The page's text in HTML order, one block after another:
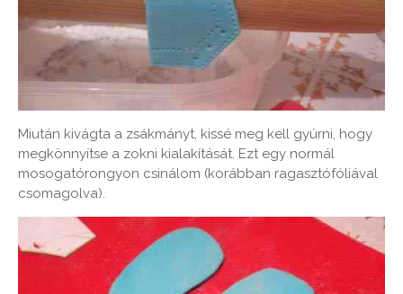
Miután kivágta a zsákmányt, kissé meg kell gyúrni, hogy
megkönnyítse a zokni kialakítását. Ezt egy normál
mosogatórongyon csinálom (korábban ragasztófóliával
csomagolva).